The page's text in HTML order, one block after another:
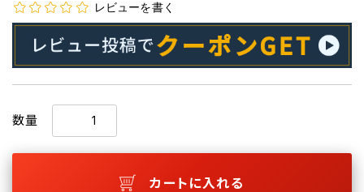
レビューを書く
数量
カートに入れる